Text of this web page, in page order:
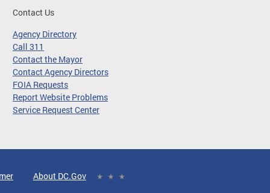
Contact Us
Agency Directory
Call 311
Contact the Mayor
Contact Agency Directors
FOIA Requests
Report Website Problems
Service Request Center
About DC.Gov